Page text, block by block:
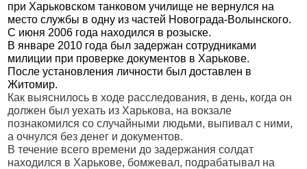
при Харьковском танковом училище не вернулся на
место службы в одну из частей Новограда-Волынского.
С июня 2006 года находился в розыске.
В январе 2010 года был задержан сотрудниками
милиции при проверке документов в Харькове.
После установления личности был доставлен в
Житомир.
Как выяснилось в ходе расследования, в день, когда он
должен был уехать из Харькова, на вокзале
познакомился со случайными людьми, выпивал с ними,
а очнулся без денег и документов.
В течение всего времени до задержания солдат
находился в Харькове, бомжевал, подрабатывал на